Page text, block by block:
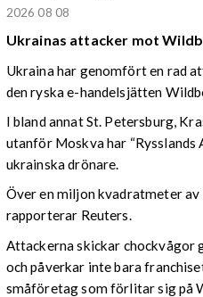
2026 08 08
Ukrainas attacker mot
Ukraina har genomfört en rad
den ryska e-handelsjätten
I bland annat St. Petersburg,
utanför Moskva har “Rysslands
ukrainska drönare.
Över en miljon kvadratmeter
rapporterar Reuters.
Attackerna skickar chockvågor
och påverkar inte bara
småföretag som förlitar sig på